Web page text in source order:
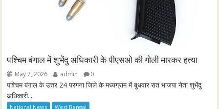
पश्चिम बंगाल में शुभेंदु अधिकारी के पीएसओ की गोली मारकर हत्या
May 7, 2026 admin 0
पश्चिम बंगाल के उत्तर 24 परगना जिले के मध्यग्राम में बुधवार रात भाजपा नेता शुभेंदु
अधिकारी...
National News West Bengal